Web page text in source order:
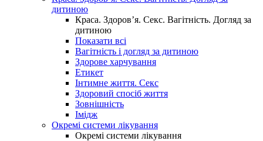
дитиною
Краса. Здоров’я. Секс. Вагітність. Догляд за
дитиною
Показати всі
Вагітність і догляд за дитиною
Здорове харчування
Етикет
Інтимне життя. Секс
Здоровий спосіб життя
Зовнішність
Імідж
Окремі системи лікування
Окремі системи лікування